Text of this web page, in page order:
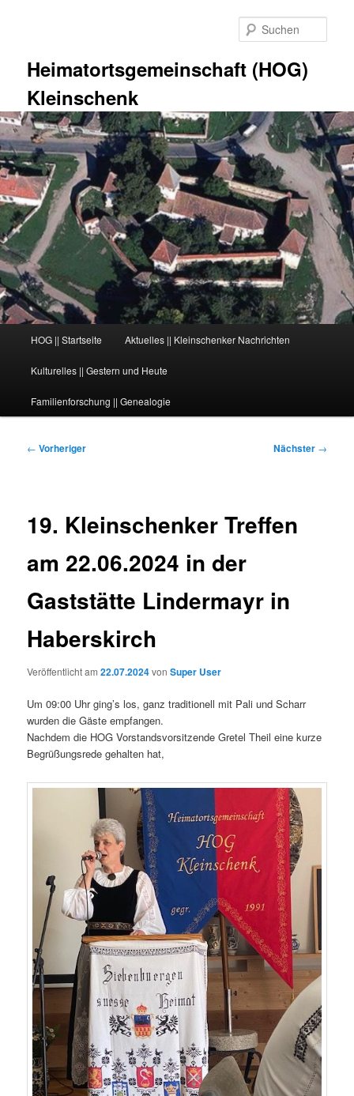
Heimatortsgemeinschaft (HOG)
Kleinschenk
HOG || Startseite Aktuelles || Kleinschenker Nachrichten
Kulturelles || Gestern und Heute
Familienforschung || Genealogie
Beitragsnavigation
← Vorheriger Nächster →
19. Kleinschenker Treffen
am 22.06.2024 in der
Gaststätte Lindermayr in
Haberskirch
Veröffentlicht am22.07.2024vonSuper User
Um 09:00 Uhr ging’s los, ganz traditionell mit Pali und Scharr
wurden die Gäste empfangen.
Nachdem die HOG Vorstandsvorsitzende Gretel Theil eine kurze
Begrüßungsrede gehalten hat,